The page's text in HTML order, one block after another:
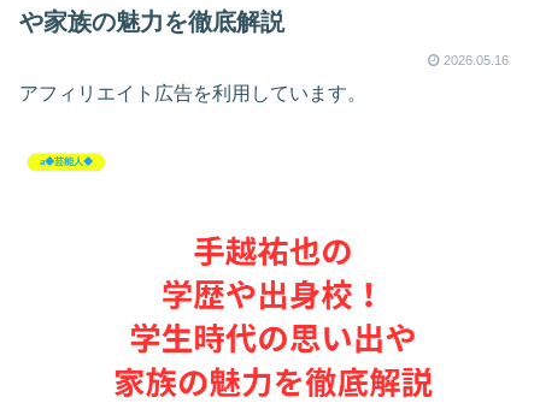
や家族の魅力を徹底解説
2026.05.16
アフィリエイト広告を利用しています。
a◆芸能人◆